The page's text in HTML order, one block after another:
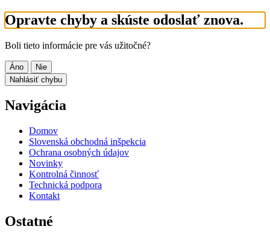
Opravte chyby a skúste odoslať znova.
Boli tieto informácie pre vás užitočné?
Áno
Nie
Nahlásiť chybu
Navigácia
Domov
Slovenská obchodná inšpekcia
Ochrana osobných údajov
Novinky
Kontrolná činnosť
Technická podpora
Kontakt
Ostatné